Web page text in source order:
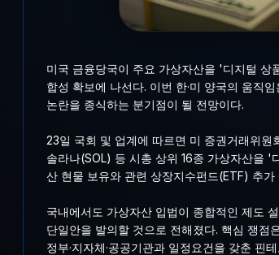
미국 금융당국이 주요 가상자산을 '디지털
합성 확보에 나선다. 이번 한·미 양국의 움직
논란을 종식하는 분기점이 될 전망이다.
23일 국회 및 업계에 따르면 미 증권거래위
솔라나(SOL) 등 시총 상위 16종 가상자산을
산 현물 보유와 관련 상장지수펀드(ETF) 추
국내에서도 가상자산 입법이 종합적인 제도
단일안을 발의할 것으로 전해졌다. 핵심 쟁
정부·지자체·공공기관과 일정요건을 갖춘 핀